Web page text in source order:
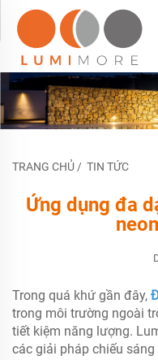
TRANG CHỦ / TIN TỨC
Ứng dụng đa
Trong quá khứ gần đây,
trong môi trường ngoài
tiết kiệm năng lượng.
các giải pháp chiếu